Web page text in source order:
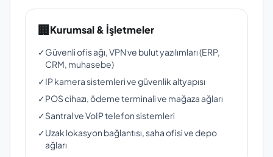
🏢Kurumsal & İşletmeler
✓Güvenli ofis ağı, VPN ve bulut yazılımları (ERP,
CRM, muhasebe)
✓IP kamera sistemleri ve güvenlik altyapısı
✓POS cihazı, ödeme terminali ve mağaza ağları
✓Santral ve VoIP telefon sistemleri
✓Uzak lokasyon bağlantısı, saha ofisi ve depo
ağları